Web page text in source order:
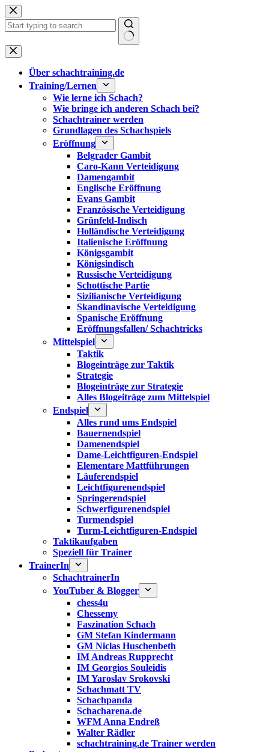
Zum
Inhalt
springen
Keine
Ergebnisse
Über schachtraining.de
Training/Lernen
Wie lerne ich Schach?
Wie bringe ich anderen Schach bei?
Schachtrainer werden
Grundlagen des Schachspiels
Eröffnung
Belgrader Gambit
Caro-Kann Verteidigung
Damengambit
Englische Eröffnung
Evans Gambit
Französische Verteidigung
Grünfeld-Indisch
Holländische Verteidigung
Italienische Eröffnung
Königsgambit
Königsindisch
Russische Verteidigung
Schottische Partie
Sizilianische Verteidigung
Skandinavische Verteidigung
Spanische Eröffnung
Eröffnungsfallen/ Schachtricks
Mittelspiel
Taktik
Blogeinträge zur Taktik
Strategie
Blogeinträge zur Strategie
Alles Blogeiträge zum Mittelspiel
Endspiel
Alles rund ums Endspiel
Bauernendspiel
Damenendspiel
Dame-Leichtfiguren-Endspiel
Elementare Mattführungen
Läuferendspiel
Leichtfigurenendspiel
Springerendspiel
Schwerfigurenendspiel
Turmendspiel
Turm-Leichtfiguren-Endspiel
Taktikaufgaben
Speziell für Trainer
TrainerIn
SchachtrainerIn
YouTuber & Blogger
chess4u
Chessemy
Faszination Schach
GM Stefan Kindermann
GM Niclas Huschenbeth
IM Andreas Rupprecht
IM Georgios Souleidis
IM Yaroslav Srokovski
Schachmatt TV
Schachpanda
Schacharena.de
WFM Anna Endreß
Walter Rädler
schachtraining.de Trainer werden